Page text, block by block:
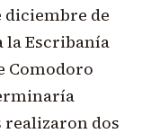
diciembre de
la Escribanía
Comodoro
dos